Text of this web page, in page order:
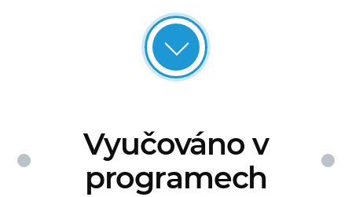
Vyučováno v
programech